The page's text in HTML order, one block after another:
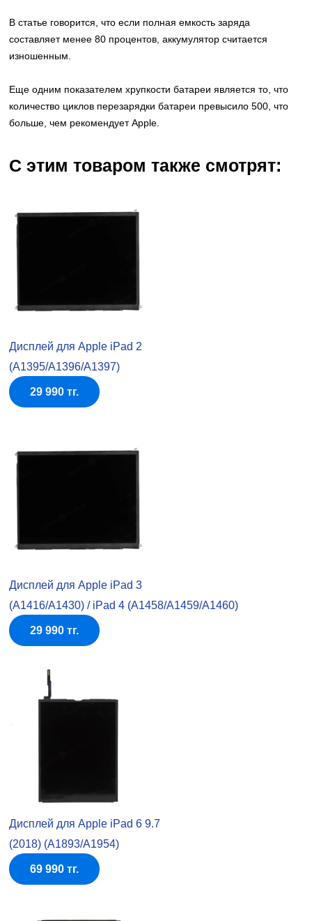
В статье говорится, что если полная емкость заряда
составляет менее 80 процентов, аккумулятор считается
изношенным.
Еще одним показателем хрупкости батареи является то, что
количество циклов перезарядки батареи превысило 500, что
больше, чем рекомендует Apple.
С этим товаром также смотрят:
Дисплей для Apple iPad 2
(A1395/A1396/A1397)
29 990 тг.
Дисплей для Apple iPad 3
(A1416/A1430) / iPad 4 (A1458/A1459/A1460)
29 990 тг.
Дисплей для Apple iPad 6 9.7
(2018) (A1893/A1954)
69 990 тг.